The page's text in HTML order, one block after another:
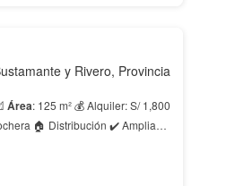
y Rivero, Provincia
ascensor) 📐 Área: 125 m² 💰 Alquiler: S/ 1,800
🏠 Distribución ✔️ Amplia